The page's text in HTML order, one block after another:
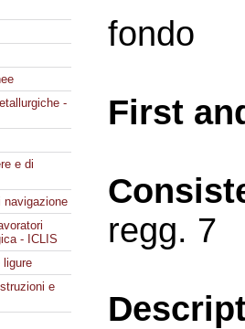
-
e di
navigazione
- ICLIS
ligure
e
fondo
First
regg. 7